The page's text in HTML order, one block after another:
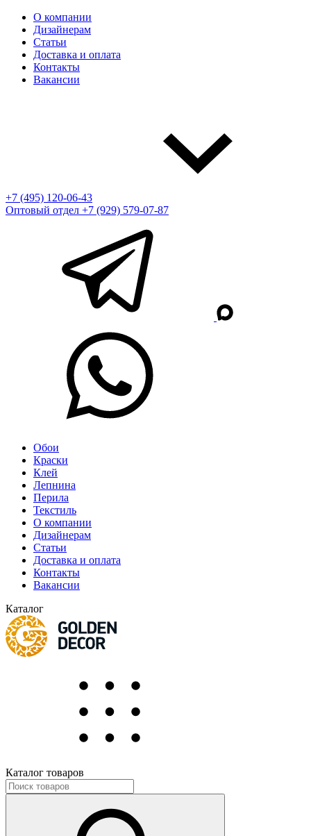
О компании
Дизайнерам
Статьи
Доставка и оплата
Контакты
Вакансии
+7 (495) 120-06-43
Оптовый отдел +7 (929) 579-07-87
Обои
Краски
Клей
Лепнина
Перила
Текстиль
О компании
Дизайнерам
Статьи
Доставка и оплата
Контакты
Вакансии
Каталог
Каталог товаров